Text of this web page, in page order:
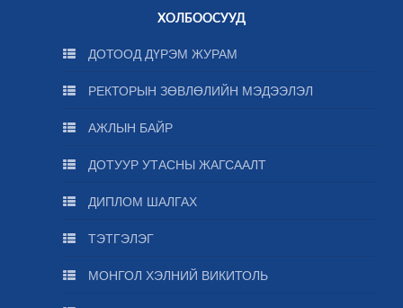
ХОЛБООСУУД
ДОТООД ДҮРЭМ ЖУРАМ
РЕКТОРЫН ЗӨВЛӨЛИЙН МЭДЭЭЛЭЛ
АЖЛЫН БАЙР
ДОТУУР УТАСНЫ ЖАГСААЛТ
ДИПЛОМ ШАЛГАХ
ТЭТГЭЛЭГ
МОНГОЛ ХЭЛНИЙ ВИКИТОЛЬ